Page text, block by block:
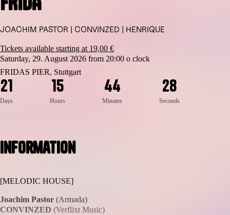
JOACHIM PASTOR | CONVINZED | HENRIQUE
Tickets available starting at 19,00 €
Saturday, 29. August 2026 from 20:00 o clock
FRIDAS PIER, Stuttgart
21
Days
15
Hours
44
Minutes
28
7
Seconds
Information
[MELODIC HOUSE]
Joachim Pastor (Armada)
CONVINZED (Verflixt Music)